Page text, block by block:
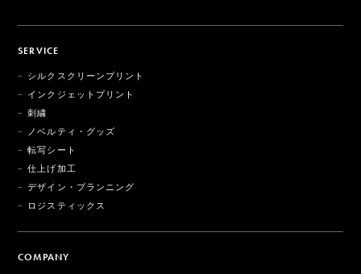
SERVICE
シルクスクリーンプリント
インクジェットプリント
刺繍
ノベルティ・グッズ
転写シート
仕上げ加工
デザイン・プランニング
ロジスティックス
COMPANY